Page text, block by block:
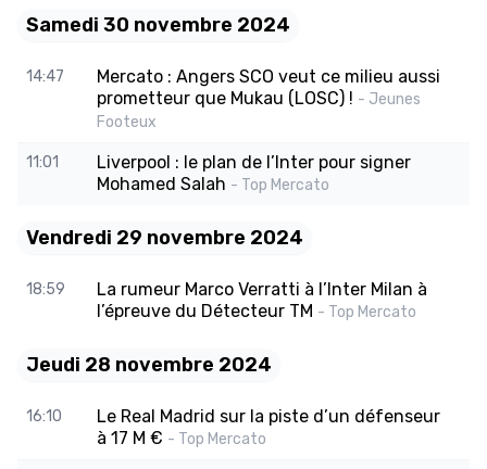
Samedi 30 novembre 2024
14:47
Mercato : Angers SCO veut ce milieu aussi
prometteur que Mukau (LOSC) ! - Jeunes
Footeux
11:01
Liverpool : le plan de l’Inter pour signer
Mohamed Salah - Top Mercato
Vendredi 29 novembre 2024
18:59
La rumeur Marco Verratti à l’Inter Milan à
l’épreuve du Détecteur TM - Top Mercato
Jeudi 28 novembre 2024
16:10
Le Real Madrid sur la piste d’un défenseur
à 17 M € - Top Mercato